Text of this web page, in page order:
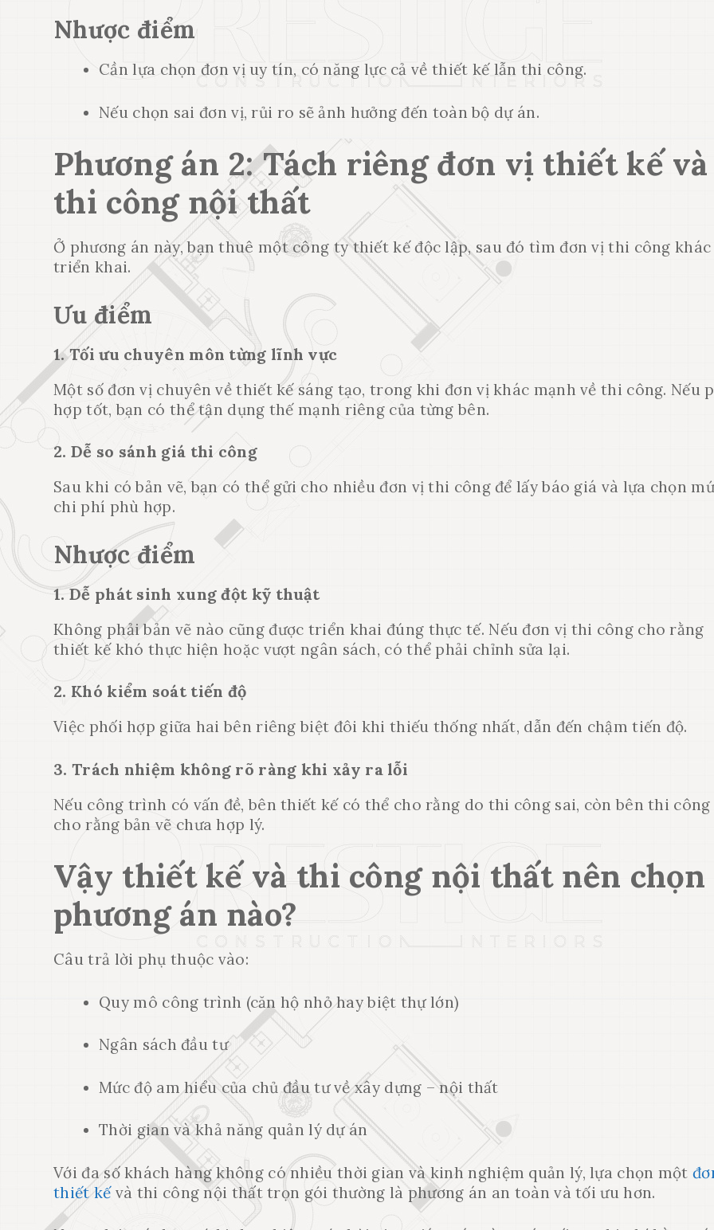
Nhược điểm
Cần lựa chọn đơn vị uy tín, có năng lực cả về thiết kế lẫn thi công.
Nếu chọn sai đơn vị, rủi ro sẽ ảnh hưởng đến toàn bộ dự án.
Phương án 2: Tách riêng đơn vị thiết kế và
thi công nội thất
Ở phương án này, bạn thuê một công ty thiết kế độc lập, sau đó tìm đơn vị thi công khác
triển khai.
Ưu điểm
1. Tối ưu chuyên môn từng lĩnh vực
Một số đơn vị chuyên về thiết kế sáng tạo, trong khi đơn vị khác mạnh về thi công. Nếu
hợp tốt, bạn có thể tận dụng thế mạnh riêng của từng bên.
2. Dễ so sánh giá thi công
Sau khi có bản vẽ, bạn có thể gửi cho nhiều đơn vị thi công để lấy báo giá và lựa chọn
chi phí phù hợp.
Nhược điểm
1. Dễ phát sinh xung đột kỹ thuật
Không phải bản vẽ nào cũng được triển khai đúng thực tế. Nếu đơn vị thi công cho rằng
thiết kế khó thực hiện hoặc vượt ngân sách, có thể phải chỉnh sửa lại.
2. Khó kiểm soát tiến độ
Việc phối hợp giữa hai bên riêng biệt đôi khi thiếu thống nhất, dẫn đến chậm tiến độ.
3. Trách nhiệm không rõ ràng khi xảy ra lỗi
Nếu công trình có vấn đề, bên thiết kế có thể cho rằng do thi công sai, còn bên thi
cho rằng bản vẽ chưa hợp lý.
Vậy thiết kế và thi công nội thất nên chọn
phương án nào?
Câu trả lời phụ thuộc vào:
Quy mô công trình (căn hộ nhỏ hay biệt thự lớn)
Ngân sách đầu tư
Mức độ am hiểu của chủ đầu tư về xây dựng – nội thất
Thời gian và khả năng quản lý dự án
Với đa số khách hàng không có nhiều thời gian và kinh nghiệm quản lý, lựa chọn một
thiết kếvà thi công nội thất trọn gói thường là phương án an toàn và tối ưu hơn.